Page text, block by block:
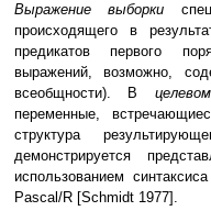
Выражение выборки
происходящего в
предикатов первого
выражений, возможно,
всеобщности). В
переменные,
структура
демонстрируется
использованием
Pascal/R [Schmidt 1977].